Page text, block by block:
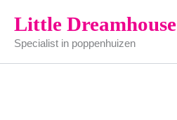
naar
inhoud
Little Dreamhouse
Specialist in poppenhuizen
aantal